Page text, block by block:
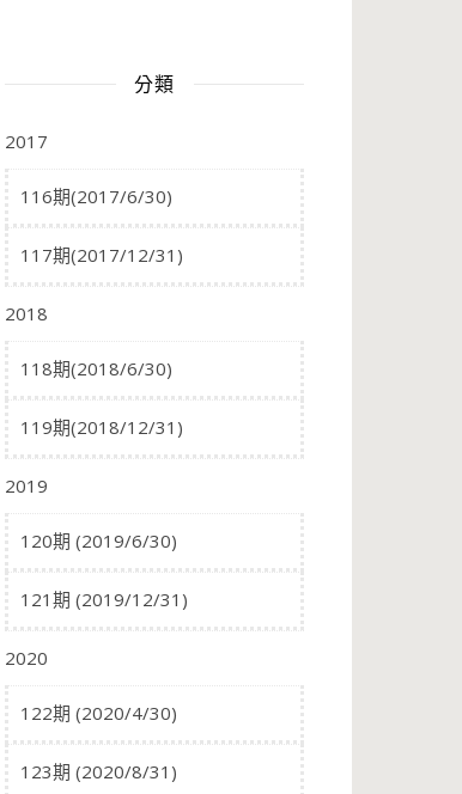
分類
2017
116期(2017/6/30)
117期(2017/12/31)
2018
118期(2018/6/30)
119期(2018/12/31)
2019
120期 (2019/6/30)
121期 (2019/12/31)
2020
122期 (2020/4/30)
123期 (2020/8/31)